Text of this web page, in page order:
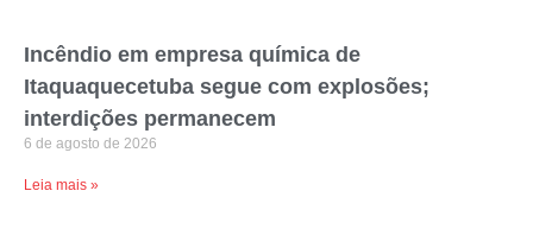
Incêndio em empresa química de
Itaquaquecetuba segue com explosões;
interdições permanecem
6 de agosto de 2026
Leia mais »